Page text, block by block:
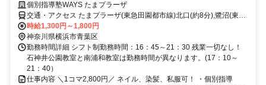
個別指導塾WAYS たまプラーザ
交通・アクセス たまプラーザ(東急田園都市線)北口(約8分),鷺沼(東急
田園都市線)北改札口(約20分),あざみ野(横浜市営ブルーライン)3番口
(約24分)
時給1,300円～1,800円
神奈川県横浜市青葉区
勤務時間詳細 シフト制勤務時間：16：45～21：30 残業一切なし！
石神井公園教室と南浦和教室は勤務時間が異なります。(17：10～
21：40）
仕事内容 ＼1コマ2,800円／ ネイル、染髪、私服可！ ・個別指導